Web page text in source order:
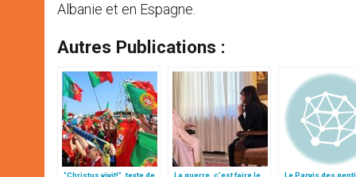
Albanie et en Espagne.
Autres Publications :
"Christus vivit!", texte de
La guerre, c’est faire le
Le Parvis des